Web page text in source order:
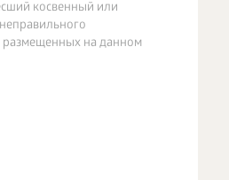
косвенный или
размещенных на данном